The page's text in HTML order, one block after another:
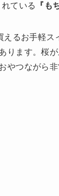
ている 『も
えるお手軽
ります。桜
やつながら